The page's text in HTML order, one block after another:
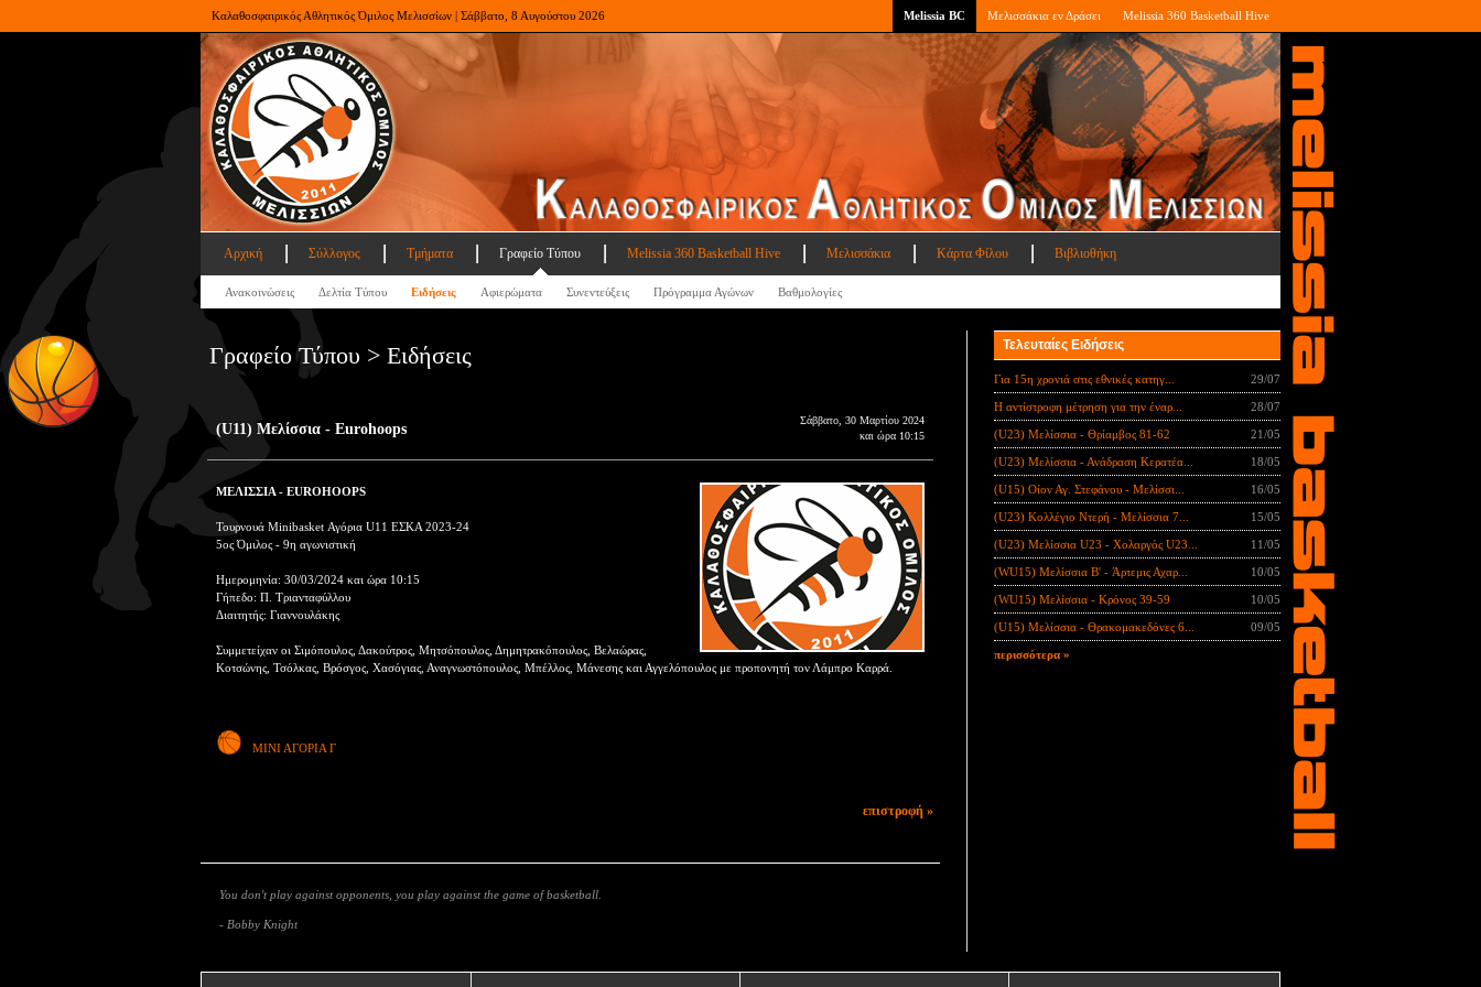
Καλαθοσφαιρικός Αθλητικός Όμιλος Μελισσίων | Σάββατο, 8 Αυγούστου 2026 Melissia BC Μελισσάκια εν Δράσει Melissia 360 Basketball Hive
Αρχική Σύλλογος Τμήματα Γραφείο Τύπου Melissia 360 Basketball Hive Μελισσάκια Κάρτα Φίλου Βιβλιοθήκη
Ανακοινώσεις Δελτία Τύπου Ειδήσεις Αφιερώματα Συνεντεύξεις Πρόγραμμα Αγώνων Βαθμολογίες
Γραφείο Τύπου > Ειδήσεις
(U11) Μελίσσια - Eurohoops
Σάββατο, 30 Μαρτίου 2024
και ώρα 10:15
ΜΕΛΙΣΣΙΑ - EUROHOOPS
Τουρνουά Minibasket Αγόρια U11 ΕΣΚΑ 2023-24
5ος Όμιλος - 9η αγωνιστική
Ημερομηνία: 30/03/2024 και ώρα 10:15
Γήπεδο: Π. Τριανταφύλλου
Διαιτητής: Γιαννουλάκης
Συμμετείχαν οι Σιμόπουλος, Δακούτρος, Μητσόπουλος, Δημητρακόπουλος, Βελαώρας,
Κοτσώνης, Τσόλκας, Βρόσγος, Χασόγιας, Αναγνωστόπουλος, Μπέλλος, Μάνεσης και Αγγελόπουλος με προπονητή τον Λάμπρο Καρρά.
ΜΙΝΙ ΑΓΟΡΙΑ Γ
επιστροφή »
You don't play against opponents, you play against the game of basketball.
- Bobby Knight
Τελευταίες Ειδήσεις
Για 15η χρονιά στις εθνικές κατηγ... 29/07
Η αντίστροφη μέτρηση για την έναρ... 28/07
(U23) Μελίσσια - Θρίαμβος 81-62 21/05
(U23) Μελίσσια - Ανάδραση Κερατέα... 18/05
(U15) Οίον Αγ. Στεφάνου - Μελίσσι... 16/05
(U23) Κολλέγιο Ντερή - Μελίσσια 7... 15/05
(U23) Μελίσσια U23 - Χολαργός U23... 11/05
(WU15) Μελίσσια B' - Άρτεμις Αχαρ... 10/05
(WU15) Μελίσσια - Κρόνος 39-59 10/05
(U15) Μελίσσια - Θρακομακεδόνες 6... 09/05
περισσότερα »